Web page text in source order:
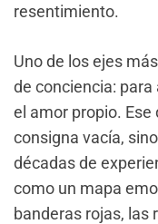
resentimiento.
Uno de los ejes
de conciencia:
el amor propio.
consigna vacía,
décadas de
como un mapa
banderas rojas, las